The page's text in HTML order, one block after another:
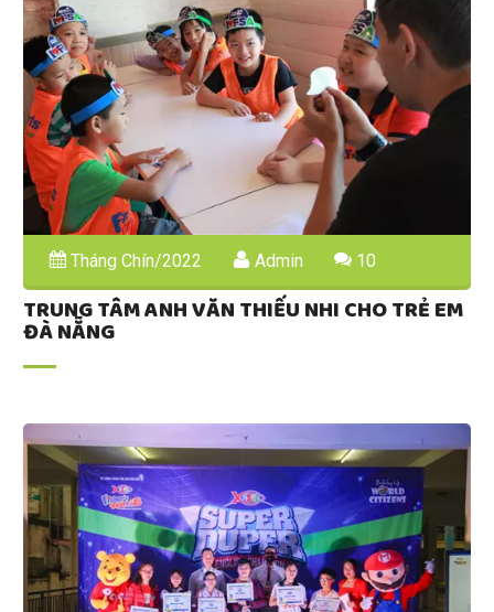
Tháng Chín/2022 Admin 10
TRUNG TÂM ANH VĂN THIẾU NHI CHO TRẺ EM
ĐÀ NẴNG